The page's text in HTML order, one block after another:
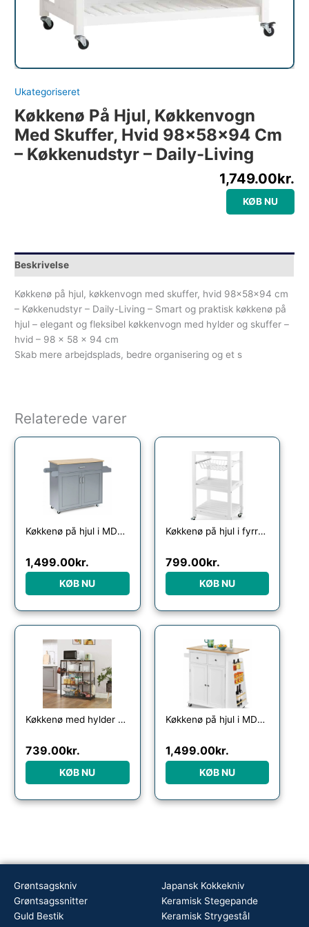
Ukategoriseret
Køkkenø På Hjul, Køkkenvogn
Med Skuffer, Hvid 98x58x94 Cm
– Køkkenudstyr – Daily-Living
1,749.00kr.
KØB NU
Beskrivelse
Køkkenø på hjul, køkkenvogn med skuffer, hvid 98x58x94 cm
– Køkkenudstyr – Daily-Living – Smart og praktisk køkkenø på
hjul – elegant og fleksibel køkkenvogn med hylder og skuffer –
hvid – 98 x 58 x 94 cm
Skab mere arbejdsplads, bedre organisering og et s
Relaterede varer
Køkkenø på hjul i MDF og hårdtræ H85 x B90 – 116 x D40 cm – Grå/Natur
1,499.00kr.
KØB NU
Køkkenø på hjul i fyrretræ og rustfri stål H85 x B47 x D39 cm – Hvid/Stål
799.00kr.
KØB NU
Køkkenø med hylder og kurve – køkkenreol – rustik brun 80x35x95 – Køkkenudstyr – Daily-Living
739.00kr.
KØB NU
Køkkenø på hjul i MDF og gummitræ H89,5 x B80 – 88 x D45 cm – Hvid/Natur
1,499.00kr.
KØB NU
Grøntsagskniv
Grøntsagssnitter
Guld Bestik
Japansk Kokkekniv
Keramisk Stegepande
Keramisk Strygestål